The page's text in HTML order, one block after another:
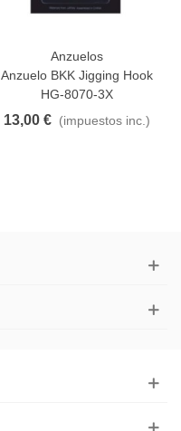
Anzuelos
Anzuelo BKK Jigging Hook
HG-8070-3X
13,00 € (impuestos inc.)